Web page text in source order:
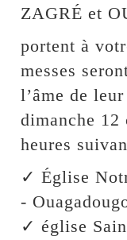
ZAGRÉ et
portent à
messes
l’âme de
dimanche
heures
✓ Église
-
✓ église